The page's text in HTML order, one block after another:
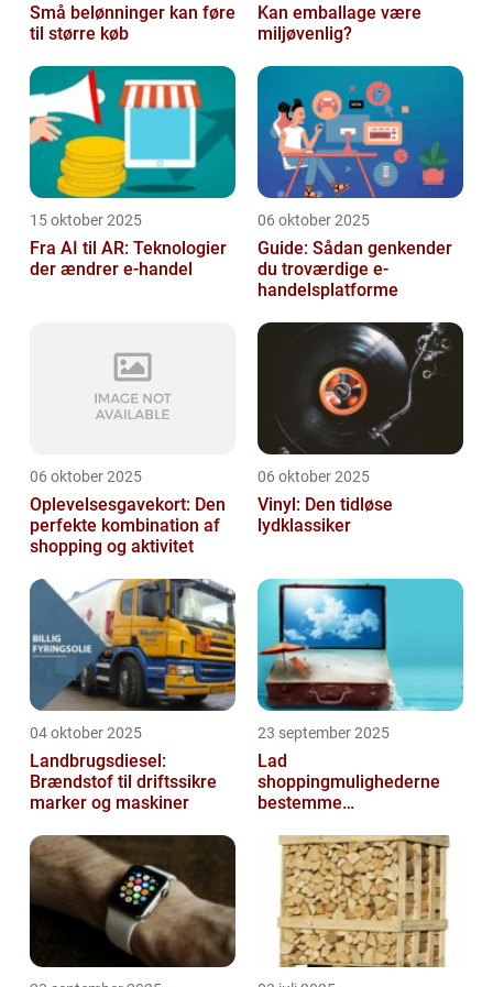
Små belønninger kan føre
til større køb
Kan emballage være
miljøvenlig?
15 oktober 2025
Fra AI til AR: Teknologier
der ændrer e-handel
06 oktober 2025
Guide: Sådan genkender
du troværdige e-
handelsplatforme
06 oktober 2025
Oplevelsesgavekort: Den
perfekte kombination af
shopping og aktivitet
06 oktober 2025
Vinyl: Den tidløse
lydklassiker
04 oktober 2025
Landbrugsdiesel:
Brændstof til driftssikre
marker og maskiner
23 september 2025
Lad
shoppingmulighederne
bestemme